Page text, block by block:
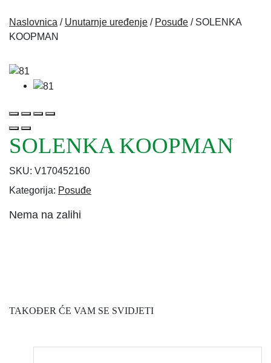
Naslovnica / Unutarnje uređenje / Posuđe / SOLENKA
KOOPMAN
SOLENKA KOOPMAN
SKU: V170452160
Kategorija: Posuđe
Nema na zalihi
TAKOĐER ĆE VAM SE SVIDJETI